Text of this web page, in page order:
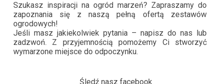
Szukasz inspiracji na ogród marzeń? Zapraszamy do
zapoznania się z naszą pełną ofertą zestawów
ogrodowych!
Jeśli masz jakiekolwiek pytania – napisz do nas lub
zadzwoń. Z przyjemnością pomożemy Ci stworzyć
wymarzone miejsce do odpoczynku.
Śledź nasz facebook